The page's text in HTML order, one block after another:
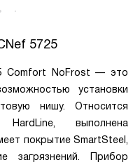
5725
Comfort NoFrost — это
установки
нишу. Относится
выполнена
покрытие SmartSteel,
загрязнений. Прибор